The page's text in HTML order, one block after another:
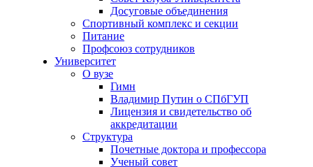
Досуговые объединения
Спортивный комплекс и секции
Питание
Профсоюз сотрудников
Университет
О вузе
Гимн
Владимир Путин о СПбГУП
Лицензия и свидетельство об
аккредитации
Структура
Почетные доктора и профессора
Ученый совет